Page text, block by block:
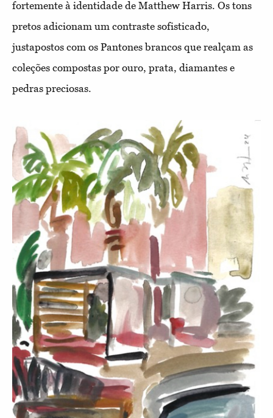
fortemente à identidade de Matthew Harris. Os tons
pretos adicionam um contraste sofisticado,
justapostos com os Pantones brancos que realçam as
coleções compostas por ouro, prata, diamantes e
pedras preciosas.